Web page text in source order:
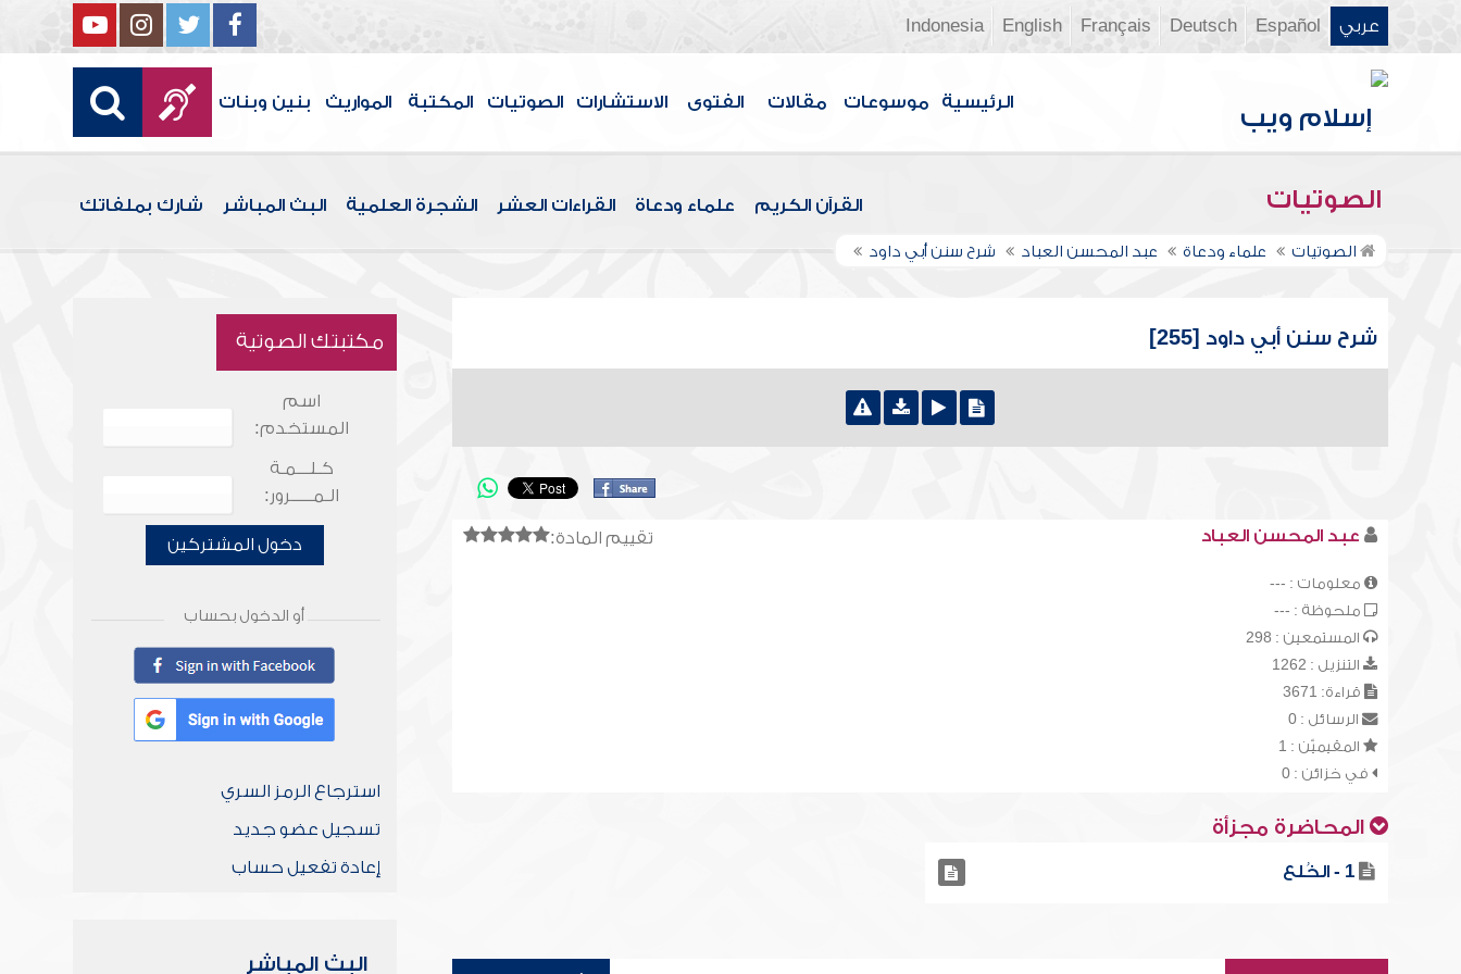
عربي Español
Deutsch
Français
English
Indonesia
الرئيسية موسوعات مقالات الفتوى الاستشارات الصوتيات المكتبة المواريث بنين وبنات
الصوتيات القرآن الكريم علماء ودعاة القراءات العشر الشجرة العلمية البث المباشر شارك بملفاتك
الصوتيات علماء ودعاة عبد المحسن العباد شرح سنن أبي داود
شرح سنن أبي داود [255]
تقييم المادة: عبد المحسن العباد
معلومات : ---
ملحوظة : ---
المستمعين : 298
التنزيل : 1262
قراءة: 3671
الرسائل : 0
المقيميّن : 1
في خزائن : 0
المحاضرة مجزأة
1 - الخُلع
مكتبتك الصوتية
اسم
المستخدم:
كـلـــمـة
الـمـــــرور:
دخول المشتركين
أو الدخول بحساب
استرجاع الرمز السري
تسجيل عضو جديد
إعادة تفعيل حساب
البث المباشر